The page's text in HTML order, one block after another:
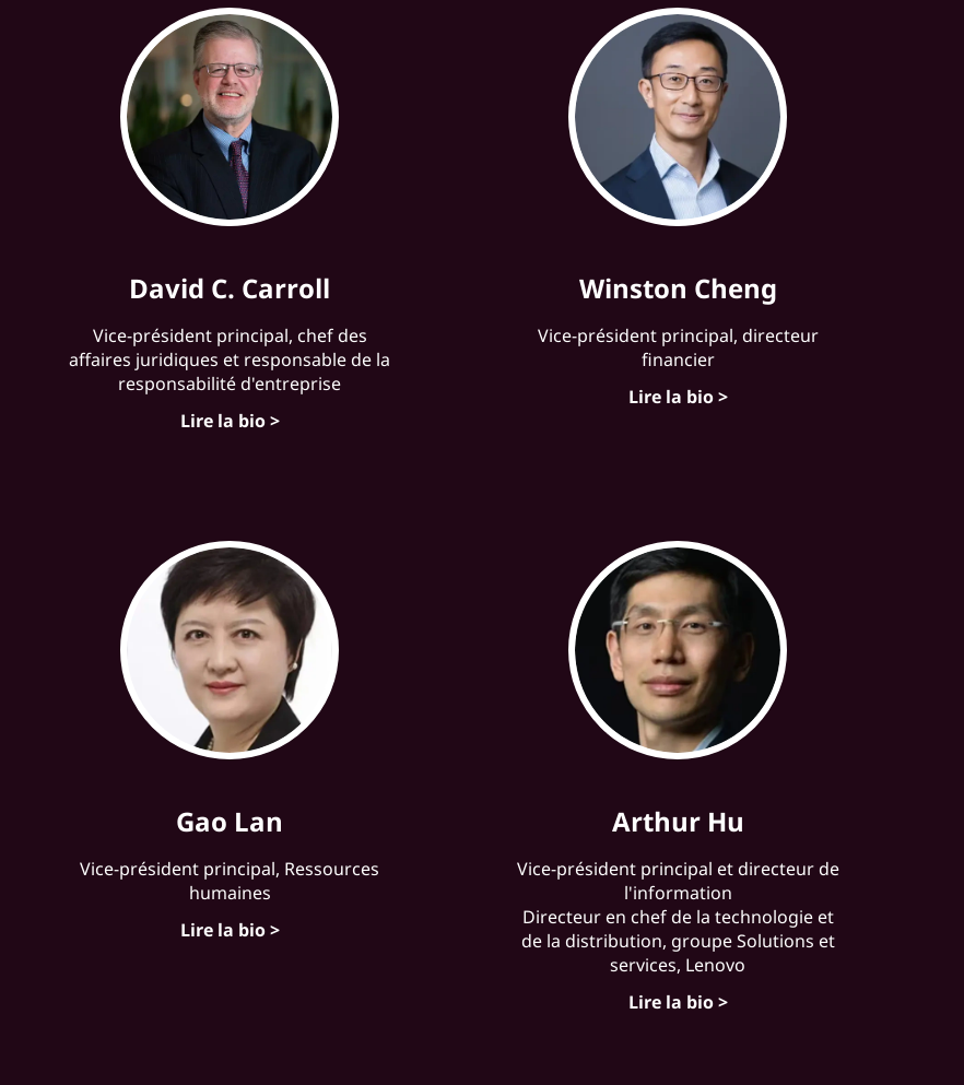
David C. Carroll
Vice-président principal, chef des
affaires juridiques et responsable de la
responsabilité d'entreprise
Lire la bio >
Winston Cheng
Vice-président principal, directeur
financier
Lire la bio >
Gao Lan
Vice-président principal, Ressources
humaines
Lire la bio >
Arthur Hu
Vice-président principal et directeur de
l'information
Directeur en chef de la technologie et
de la distribution, groupe Solutions et
services, Lenovo
Lire la bio >